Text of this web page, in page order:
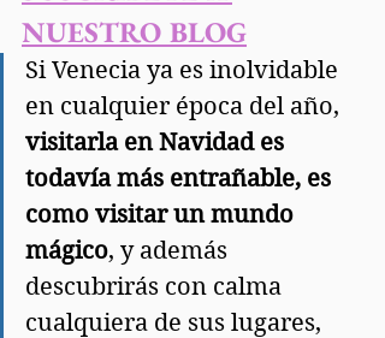
NUESTRO BLOG
Si Venecia ya es inolvidable
en cualquier época del año,
visitarla en Navidad es
todavía más entrañable, es
como visitar un mundo
mágico, y además
descubrirás con calma
cualquiera de sus lugares,